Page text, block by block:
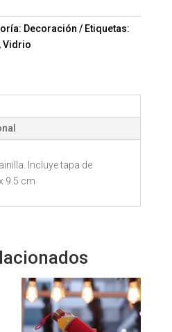
Decoración
Etiquetas:
,Vidrio
Incluye tapa de
9.5 cm